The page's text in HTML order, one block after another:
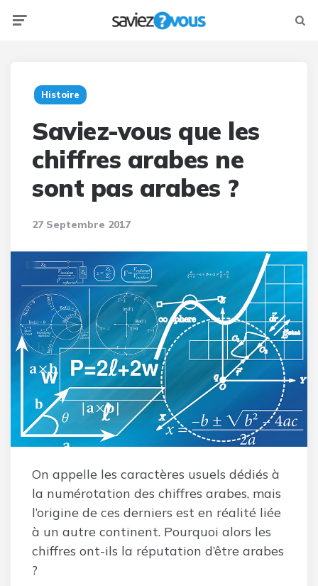
Histoire
Saviez-vous que les
chiffres arabes ne
sont pas arabes ?
27 Septembre 2017
On appelle les caractères usuels dédiés à
la numérotation des chiffres arabes, mais
l’origine de ces derniers est en réalité liée
à un autre continent. Pourquoi alors les
chiffres ont-ils la réputation d’être arabes
?